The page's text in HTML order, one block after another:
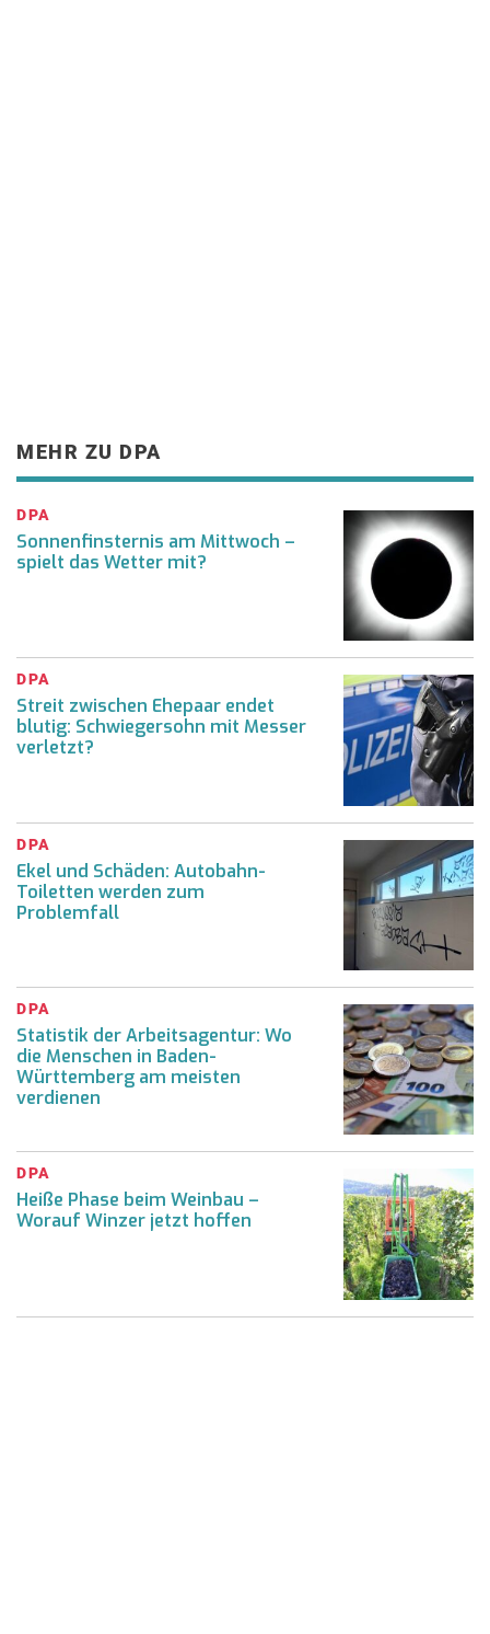
MEHR ZU DPA
DPA
Sonnenfinsternis am Mittwoch –
spielt das Wetter mit?
DPA
Streit zwischen Ehepaar endet
blutig: Schwiegersohn mit Messer
verletzt?
DPA
Ekel und Schäden: Autobahn-
Toiletten werden zum
Problemfall
DPA
Statistik der Arbeitsagentur: Wo
die Menschen in Baden-
Württemberg am meisten
verdienen
DPA
Heiße Phase beim Weinbau –
Worauf Winzer jetzt hoffen